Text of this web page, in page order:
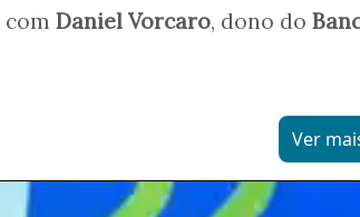
Daniel Vorcaro, dono do
Ver